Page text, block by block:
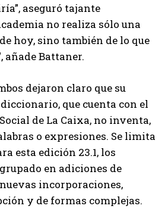
aseguró tajante
no realiza sólo una
hoy, sino también de lo que
añade Battaner.
dejaron claro que su
que cuenta con el
de La Caixa, no inventa,
o expresiones. Se limita
esta edición 23.1, los
en adiciones de
incorporaciones,
y de formas complejas.